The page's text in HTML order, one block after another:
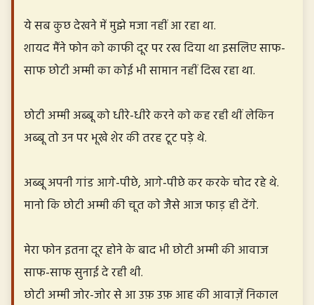
ये सब कुछ देखने में मुझे मजा नहीं आ रहा था.
शायद मैंने फोन को काफी दूर पर रख दिया था इसलिए साफ-
साफ छोटी अम्मी का कोई भी सामान नहीं दिख रहा था.
छोटी अम्मी अब्बू को धीरे-धीरे करने को कह रही थीं लेकिन
अब्बू तो उन पर भूखे शेर की तरह टूट पड़े थे.
अब्बू अपनी गांड आगे-पीछे, आगे-पीछे कर करके चोद रहे थे.
मानो कि छोटी अम्मी की चूत को जैसे आज फाड़ ही देंगे.
मेरा फोन इतना दूर होने के बाद भी छोटी अम्मी की आवाज
साफ-साफ सुनाई दे रही थी.
छोटी अम्मी जोर-जोर से आ उफ़ उफ़ आह की आवाज़ें निकाल